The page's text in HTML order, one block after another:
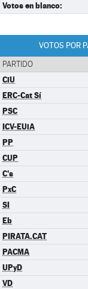
Votos en blanco:
VOTOS POR
PARTIDO
CiU
ERC-Cat Sí
PSC
ICV-EUiA
PP
CUP
C's
PxC
SI
Eb
PIRATA.CAT
PACMA
UPyD
VD